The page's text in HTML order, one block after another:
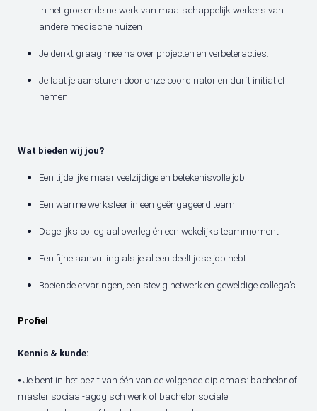
in het groeiende netwerk van maatschappelijk werkers van
andere medische huizen
Je denkt graag mee na over projecten en verbeteracties.
Je laat je aansturen door onze coördinator en durft initiatief
nemen.
Wat bieden wij jou?
Een tijdelijke maar veelzijdige en betekenisvolle job
Een warme werksfeer in een geëngageerd team
Dagelijks collegiaal overleg én een wekelijks teammoment
Een fijne aanvulling als je al een deeltijdse job hebt
Boeiende ervaringen, een stevig netwerk en geweldige collega’s
Profiel
Kennis & kunde:
⦁ Je bent in het bezit van één van de volgende diploma’s: bachelor of
master sociaal-agogisch werk of bachelor sociale